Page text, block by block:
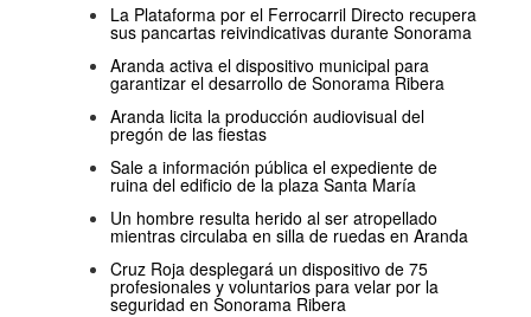
La Plataforma por el Ferrocarril Directo recupera
sus pancartas reivindicativas durante Sonorama
Aranda activa el dispositivo municipal para
garantizar el desarrollo de Sonorama Ribera
Aranda licita la producción audiovisual del
pregón de las fiestas
Sale a información pública el expediente de
ruina del edificio de la plaza Santa María
Un hombre resulta herido al ser atropellado
mientras circulaba en silla de ruedas en Aranda
Cruz Roja desplegará un dispositivo de 75
profesionales y voluntarios para velar por la
seguridad en Sonorama Ribera